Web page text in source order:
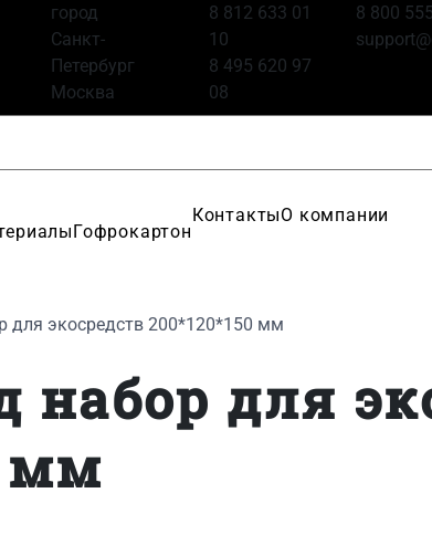
город
Санкт-
Петербург
Москва
8 812 633 01
10
8 495 620 97
08
8 800
Гофрокартон
КонтактыО компании
для экосредств 200*120*150 мм
набор для
мм